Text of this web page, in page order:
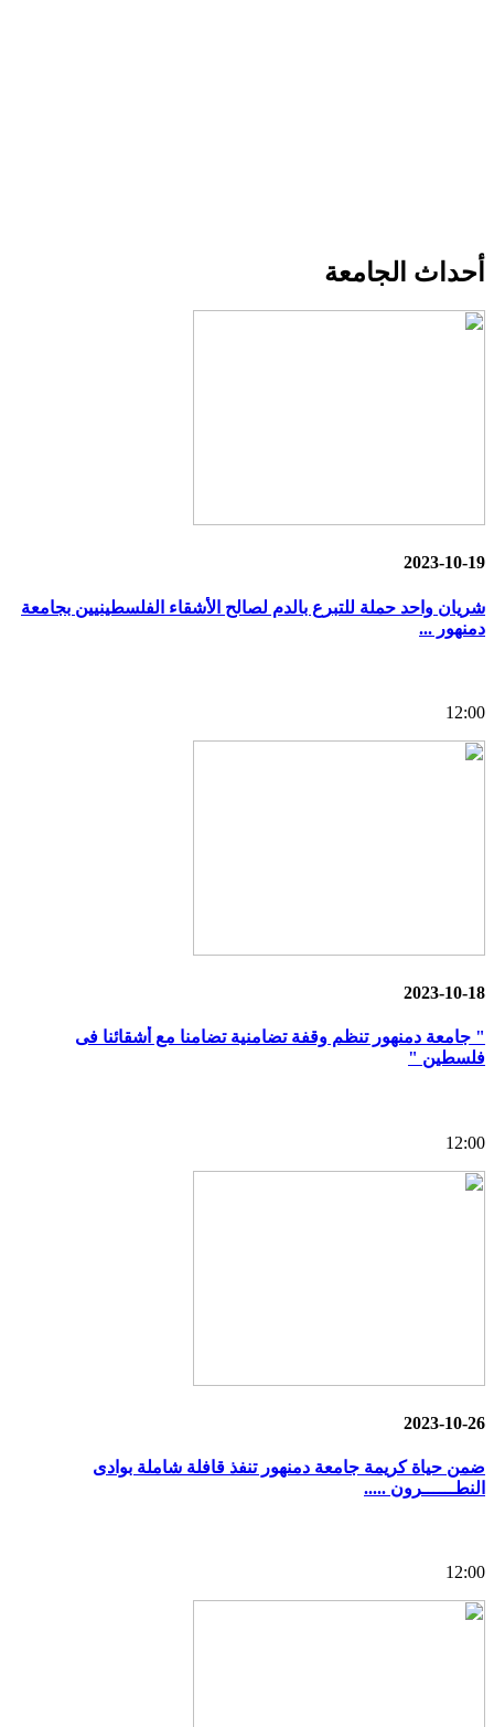
أحداث الجامعة
2023-10-19
شريان واحد حملة للتبرع بالدم لصالح الأشقاء الفلسطينيين بجامعة
دمنهور ...
12:00
2023-10-18
" جامعة دمنهور تنظم وقفة تضامنية تضامنا مع أشقائنا فى
فلسطين "
12:00
2023-10-26
ضمن حياة كريمة جامعة دمنهور تنفذ قافلة شاملة بوادى
النطــــــرون .....
12:00